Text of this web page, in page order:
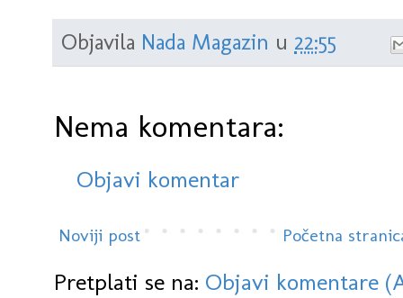
Objavila Nada Magazin u 22:55
Nema komentara:
Objavi komentar
Noviji post Početna
Pretplati se na: Objavi komentare